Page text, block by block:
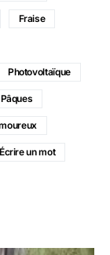
Fraise
Photovoltaïque
Pâques
Écrire un mot